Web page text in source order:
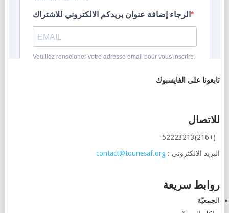
تابعونا على الفايسبوك
للاتصال
(+216)52223213
البريد الالكتروني : contact@tounesaf.org
روابط سريعة
الجمعيّة